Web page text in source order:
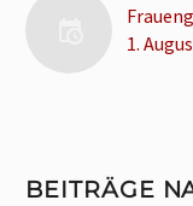
1.
BEITRÄGE